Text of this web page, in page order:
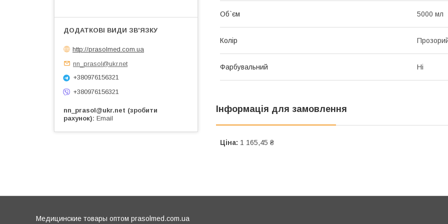
Об`єм 5000 мл
Колір
Фарбувальний Ні
Інформація для замовлення
Ціна: 1 165,45 ₴
http://prasolmed.com.ua
nn_prasol@ukr.net
+380976156321
+380976156321
nn_prasol@ukr.net (зробити
рахунок) Email
Медицинские товары оптом prasolmed.com.ua